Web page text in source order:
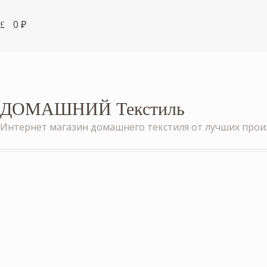
0 ₽
ДОМАШНИЙ Текстиль
Интернет магазин домашнего текстиля от лучших